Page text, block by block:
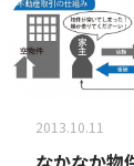
2013.10.11